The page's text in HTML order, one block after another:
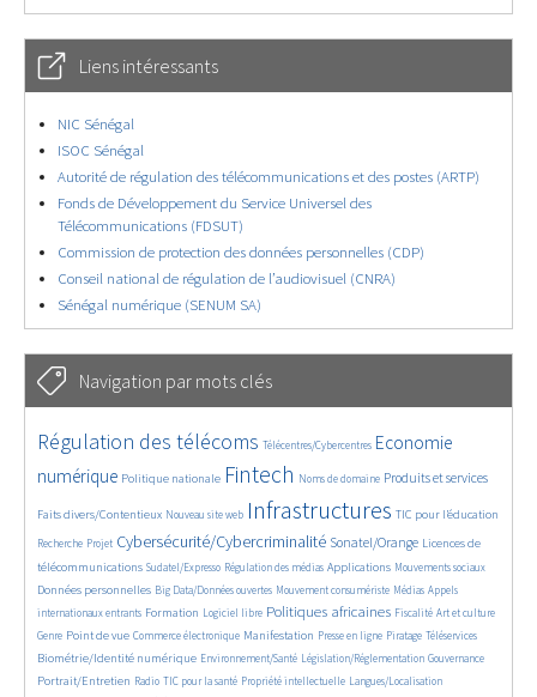
Liens intéressants
NIC Sénégal
ISOC Sénégal
Autorité de régulation des télécommunications et des postes (ARTP)
Fonds de Développement du Service Universel des
Télécommunications (FDSUT)
Commission de protection des données personnelles (CDP)
Conseil national de régulation de l’audiovisuel (CNRA)
Sénégal numérique (SENUM SA)
Navigation par mots clés
4622/5560
Régulation des télécoms
346/5560 Télécentres/Cybercentres
3688/5560
Economie
numérique
1834/5560 Politique nationale
5178/5560 Fintech
678/5560 Noms de domaine
2404/5560 Produits et services
1553/5560
Faits divers/Contentieux Nouveau site web Infrastructures TIC pour l’éducation
Recherche
242/5560Projet
3483/5560 Cybersécurité/Cybercriminalité
2226/5560 Sonatel/Orange
1600/5560
Licences de
télécommunications
288/5560 Sudatel/Expresso
1007/5560 Régulation des médias
1512/5560 Applications
1071/5560 Mouvements sociaux
1635/5560
Données personnelles
141/5560 Big Data/Données ouvertes
600/5560 Mouvement consumériste
372/5560 Médias
642/5560
Appels
internationaux entrants
1683/5560 Formation
94/5560 Logiciel libre
2572/5560 Politiques africaines
1091/5560 Fiscalité
168/5560 Art et culture
585/5560
Genre
1784/5560Point de vue
1045/5560 Commerce électronique
1587/5560 Manifestation
322/5560 Presse en ligne
130/5560 Piratage
207/5560 Téléservices
1206/5560
Biométrie/Identité numérique
379/5560 Environnement/Santé
340/5560 Législation/Réglementation
358/5560 Gouvernance
1818/5560
Portrait/Entretien
145/5560 Radio
833/5560 TIC pour la santé
278/5560 Propriété intellectuelle
58/5560 Langues/Localisation
1130/5560